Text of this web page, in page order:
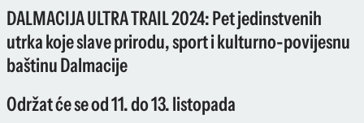
DALMACIJA ULTRA TRAIL 2024: Pet jedinstvenih
utrka koje slave prirodu, sport i kulturno-povijesnu
baštinu Dalmacije
Održat će se od 11. do 13. listopada